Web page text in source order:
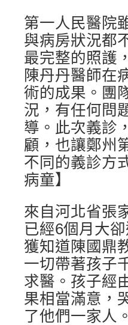
第一人民醫院
與病房狀況都
最完整的照護
陳丹丹醫師在
術的成果。團
況，有任何問
導。此次義診
顧，也讓鄭州
不同的義診方
病童】
來自河北省張
已經6個月大
獲知道陳國鼎
一切帶著孩子
求醫。孩子經
果相當滿意，
了他們一家人。